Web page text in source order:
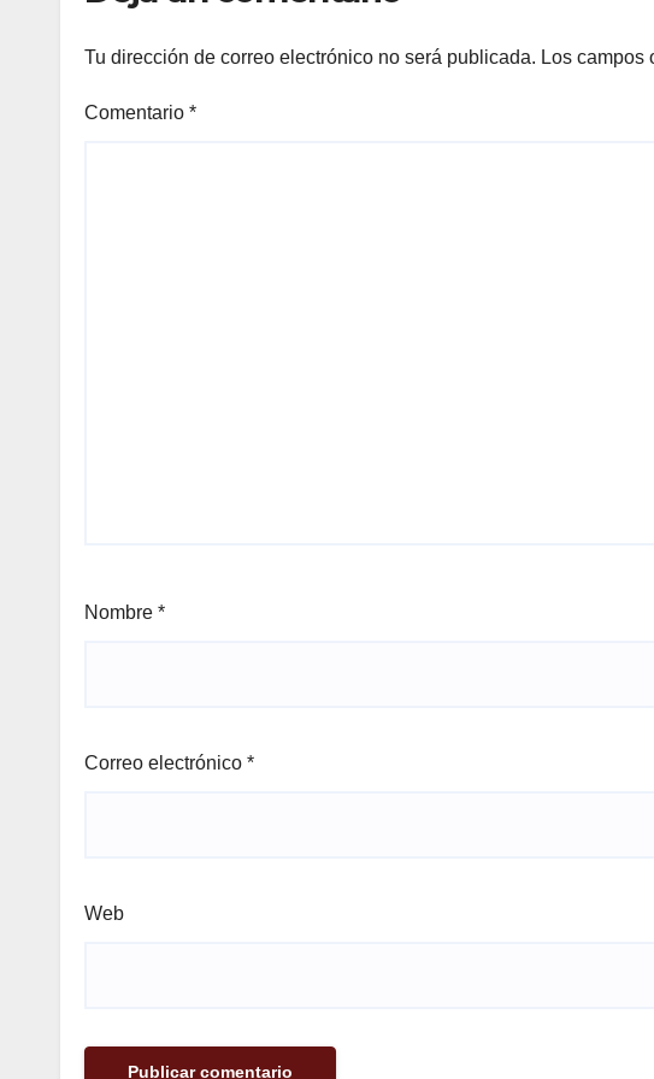
Tu dirección de correo electrónico no será publicada. Los campos
Comentario *
Nombre *
Correo electrónico *
Web